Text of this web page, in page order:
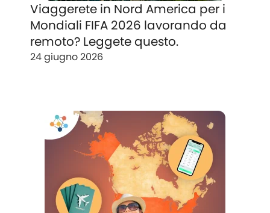
Viaggerete in Nord America per i
Mondiali FIFA 2026 lavorando da
remoto? Leggete questo.
24 giugno 2026